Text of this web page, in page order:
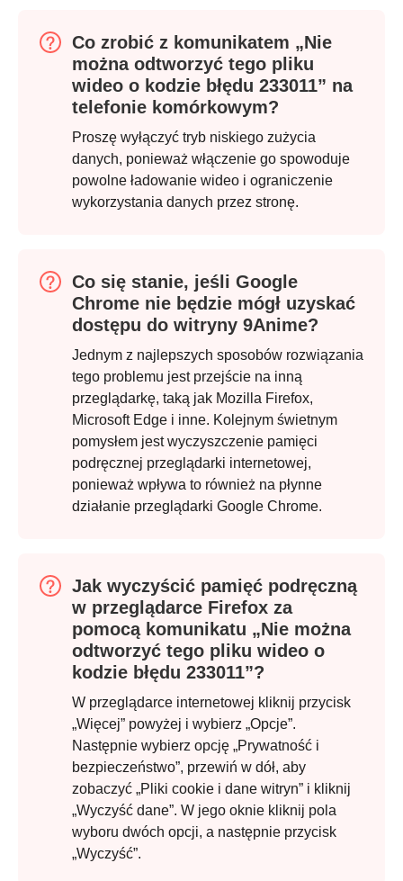
Co zrobić z komunikatem „Nie
można odtworzyć tego pliku
wideo o kodzie błędu 233011” na
telefonie komórkowym?
Proszę wyłączyć tryb niskiego zużycia
danych, ponieważ włączenie go spowoduje
powolne ładowanie wideo i ograniczenie
wykorzystania danych przez stronę.
Co się stanie, jeśli Google
Chrome nie będzie mógł uzyskać
dostępu do witryny 9Anime?
Jednym z najlepszych sposobów rozwiązania
tego problemu jest przejście na inną
przeglądarkę, taką jak Mozilla Firefox,
Microsoft Edge i inne. Kolejnym świetnym
pomysłem jest wyczyszczenie pamięci
podręcznej przeglądarki internetowej,
ponieważ wpływa to również na płynne
działanie przeglądarki Google Chrome.
Jak wyczyścić pamięć podręczną
w przeglądarce Firefox za
pomocą komunikatu „Nie można
odtworzyć tego pliku wideo o
kodzie błędu 233011”?
W przeglądarce internetowej kliknij przycisk
„Więcej” powyżej i wybierz „Opcje”.
Następnie wybierz opcję „Prywatność i
bezpieczeństwo”, przewiń w dół, aby
zobaczyć „Pliki cookie i dane witryn” i kliknij
„Wyczyść dane”. W jego oknie kliknij pola
wyboru dwóch opcji, a następnie przycisk
„Wyczyść”.